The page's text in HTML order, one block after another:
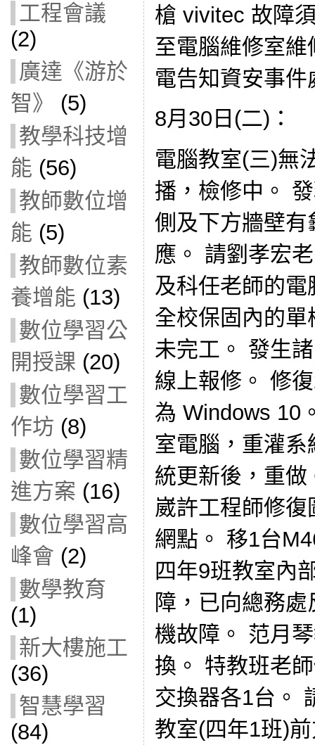
工程會議
(2)
廣達《游於
智》
(5)
教學科技增
能 (56)
教師數位增
能 (5)
教師數位素
養增能 (13)
數位學習公
開授課 (20)
數位學習工
作坊 (8)
數位學習精
進方案 (16)
數位學習高
峰會 (2)
數學教育
(1)
新大樓施工
(36)
智慧學習
(84)
槍 vivitec 故障
至電腦維修室
電告知資安事件
8月30日(二)：
電腦教室(三)無
播，檢修中。
側及下方牆壁
應。 請劉孝宏
及科任老師的
全校保固內的
未完工。 發生
線上報修。 修
為 Windows 10
室電腦，重灌
統更新後，重
崴許工程師修
網點。 移1台
四年9班教室內
障，已向總務
機故障。 范月
換。 特教班老
交換器各1台。
教室(四年1班)